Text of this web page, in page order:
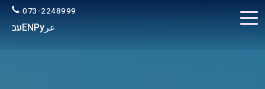
073-2248999
عرРу
ENעב